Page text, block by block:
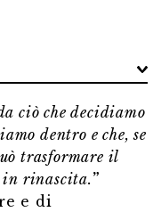
ciò che decidiamo
dentro e che,se
trasformare il
in rinascita.”
e di